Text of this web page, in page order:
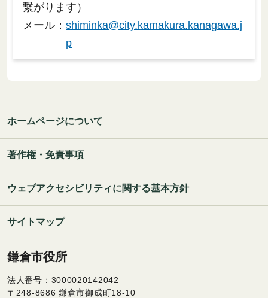
繋がります）
メール： shiminka@city.kamakura.kanagawa.j
p
ホームページについて
著作権・免責事項
ウェブアクセシビリティに関する基本方針
サイトマップ
鎌倉市役所
法人番号：3000020142042
〒248-8686 鎌倉市御成町18-10